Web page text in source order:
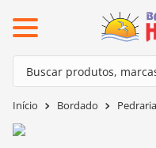
Buscar produtos,
Bordado Pedraria
Termos mais
mais buscados
barroco
mollet
agulha crochê